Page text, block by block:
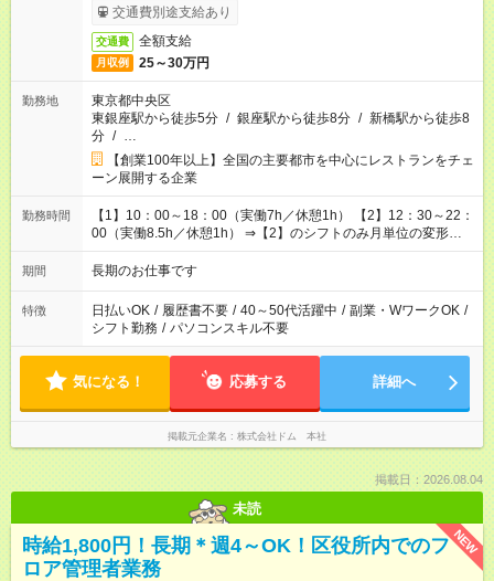
交通費別途支給あり
交通費 全額支給
月収例 25～30万円
勤務地
東京都中央区
東銀座駅から徒歩5分 / 銀座駅から徒歩8分 / 新橋駅から徒歩8
分 / …
【創業100年以上】全国の主要都市を中心にレストランをチェ
ーン展開する企業
勤務時間
【1】10：00～18：00（実働7h／休憩1h） 【2】12：30～22：
00（実働8.5h／休憩1h） ⇒【2】のシフトのみ月単位の変形労
働制：160～177.1h/月（超過分は別途全額支給）
期間 長期のお仕事です
特徴 日払いOK / 履歴書不要 / 40～50代活躍中 / 副業・WワークOK /
シフト勤務 / パソコンスキル不要
気になる！ 応募する 詳細へ
掲載元企業名 株式会社ドム 本社
掲載日：2026.08.04
未読
NEW
時給1,800円！長期＊週4～OK！区役所内でのフ
ロア管理者業務